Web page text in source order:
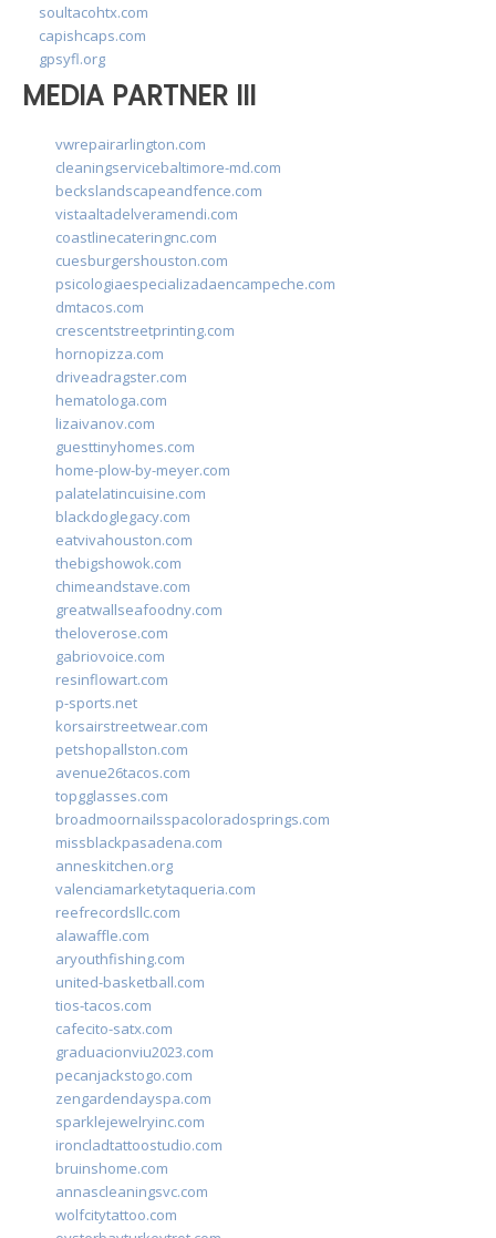
soultacohtx.com
capishcaps.com
gpsyfl.org
MEDIA PARTNER III
vwrepairarlington.com
cleaningservicebaltimore-md.com
beckslandscapeandfence.com
vistaaltadelveramendi.com
coastlinecateringnc.com
cuesburgershouston.com
psicologiaespecializadaencampeche.com
dmtacos.com
crescentstreetprinting.com
hornopizza.com
driveadragster.com
hematologa.com
lizaivanov.com
guesttinyhomes.com
home-plow-by-meyer.com
palatelatincuisine.com
blackdoglegacy.com
eatvivahouston.com
thebigshowok.com
chimeandstave.com
greatwallseafoodny.com
theloverose.com
gabriovoice.com
resinflowart.com
p-sports.net
korsairstreetwear.com
petshopallston.com
avenue26tacos.com
topgglasses.com
broadmoornailsspacoloradosprings.com
missblackpasadena.com
anneskitchen.org
valenciamarketytaqueria.com
reefrecordsllc.com
alawaffle.com
aryouthfishing.com
united-basketball.com
tios-tacos.com
cafecito-satx.com
graduacionviu2023.com
pecanjackstogo.com
zengardendayspa.com
sparklejewelryinc.com
ironcladtattoostudio.com
bruinshome.com
annascleaningsvc.com
wolfcitytattoo.com